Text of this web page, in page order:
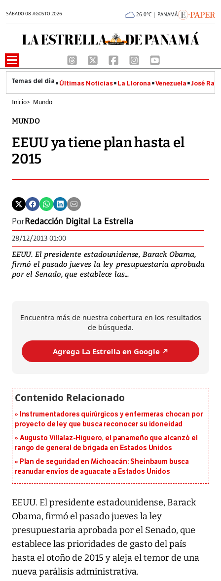
SÁBADO 08 AGOSTO 2026 26.0°C | PANAMÁ
Últimas Noticias La Llorona Venezuela José
Inicio> Mundo
MUNDO
EEUU ya tiene plan hasta el
2015
PorRedacción Digital La Estrella
28/12/2013 01:00
EEUU. El presidente estadounidense, Barack Obama,
firmó el pasado jueves la ley presupuestaria aprobada
por el Senado, que establece las...
Encuentra más de nuestra cobertura en los resultados
de búsqueda.
Agrega La Estrella en Google ↗️
Instrumentadores quirúrgicos y enfermeras chocan por
proyecto de ley que busca reconocer su idoneidad
Augusto Villalaz-Higuero, el panameño que alcanzó el
rango de general de brigada en Estados Unidos
Plan de seguridad en Michoacán: Sheinbaum busca
reanudar envíos de aguacate a Estados Unidos
EEUU. El presidente estadounidense, Barack
Obama, firmó el pasado jueves la ley
presupuestaria aprobada por el Senado, que
establece las prioridades de gasto del país
hasta el otoño de 2015 y aleja el temor de una
nueva parálisis administrativa.